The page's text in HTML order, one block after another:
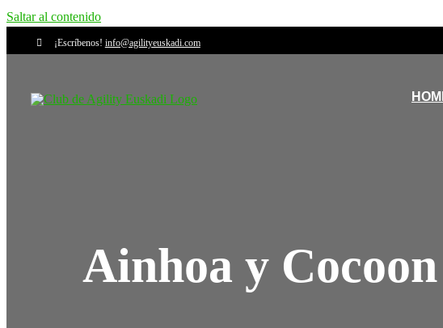
Saltar al contenido
¡Escríbenos! info@agilityeuskadi.com
Ainhoa y Cocoon